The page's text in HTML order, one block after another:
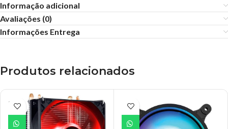
Informação adicional
Avaliações (0)
Informações Entrega
Produtos relacionados
ESGO
TADO